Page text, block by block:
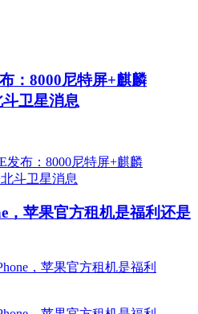
：8000尼特屏+麒麟
卫星消息
，苹果官方租机是福利还是